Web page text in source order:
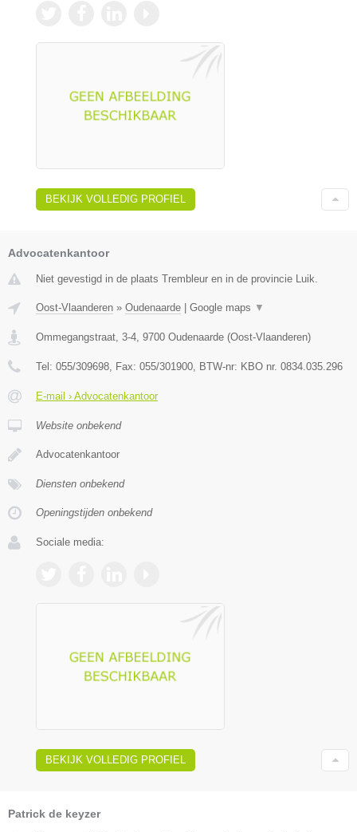
BEKIJK VOLLEDIG PROFIEL
Advocatenkantoor
Niet gevestigd in de plaats Trembleur en in de provincie Luik.
Oost-Vlaanderen » Oudenaarde Google maps ▼
Ommegangstraat, 3-4 9700 Oudenaarde (Oost-Vlaanderen)
Tel: 055/309698 , Fax: 055/301900 , BTW-nr: KBO nr. 0834.035.296
E-mail › Advocatenkantoor
Website onbekend
Advocatenkantoor
Diensten onbekend
Openingstijden onbekend
Sociale media:
BEKIJK VOLLEDIG PROFIEL
Patrick de keyzer